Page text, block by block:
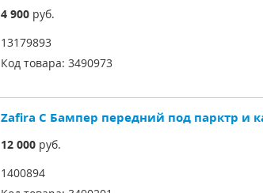
4 900руб.
13179893
Код товара: 3490973
Zafira C Бампер передний под парктр и
12 000руб.
1400894